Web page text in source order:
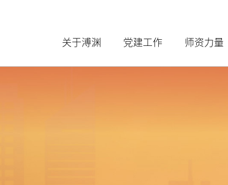
关于溥渊 党建工作 师资力量